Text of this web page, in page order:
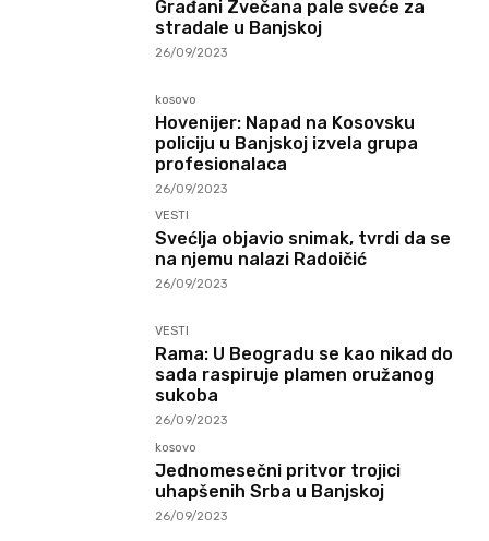
Građani Zvečana pale sveće za
stradale u Banjskoj
26/09/2023
kosovo
Hovenijer: Napad na Kosovsku
policiju u Banjskoj izvela grupa
profesionalaca
26/09/2023
VESTI
Svećlja objavio snimak, tvrdi da se
na njemu nalazi Radoičić
26/09/2023
VESTI
Rama: U Beogradu se kao nikad do
sada raspiruje plamen oružanog
sukoba
26/09/2023
kosovo
Jednomesečni pritvor trojici
uhapšenih Srba u Banjskoj
26/09/2023